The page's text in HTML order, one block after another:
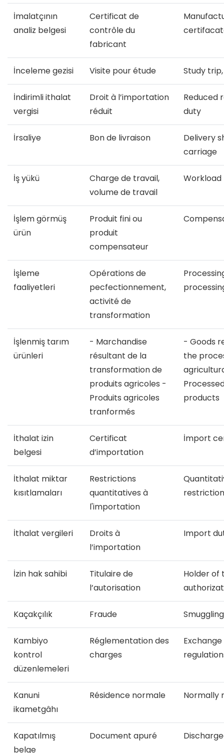
İmalatçının
analiz belgesi
Certificat de
contrôle du
fabricant
İnceleme gezisi Visite pour étude Study
İndirimli ithalat
vergisi
Droit à l’importation
réduit
Reduced
duty
İrsaliye Bon de livraison
Delivery
carriage
İş yükü
Charge de travail,
volume de travail
Workload
İşlem görmüş
ürün
Produit fini ou
produit
compensateur
İşleme
faaliyetleri
Opérations de
pecfectionnement,
activité de
transformation
İşlenmiş tarım
ürünleri
- Marchandise
résultant de la
transformation de
produits agricoles -
Produits agricoles
tranformés
- Goods
the
products
İthalat izin
belgesi
Certificat
d’importation
İmport
İthalat miktar
kısıtlamaları
Restrictions
quantitatives à
l'importation
İthalat vergileri
Droits à
l’importation
Import
İzin hak sahibi
Titulaire de
l’autorisation
Holder of
Kaçakçılık Fraude Smuggling
Kambiyo
kontrol
düzenlemeleri
Réglementation des
charges
Kanuni
ikametgâhı
Résidence normale Normally
Kapatılmış
belge
Document apuré